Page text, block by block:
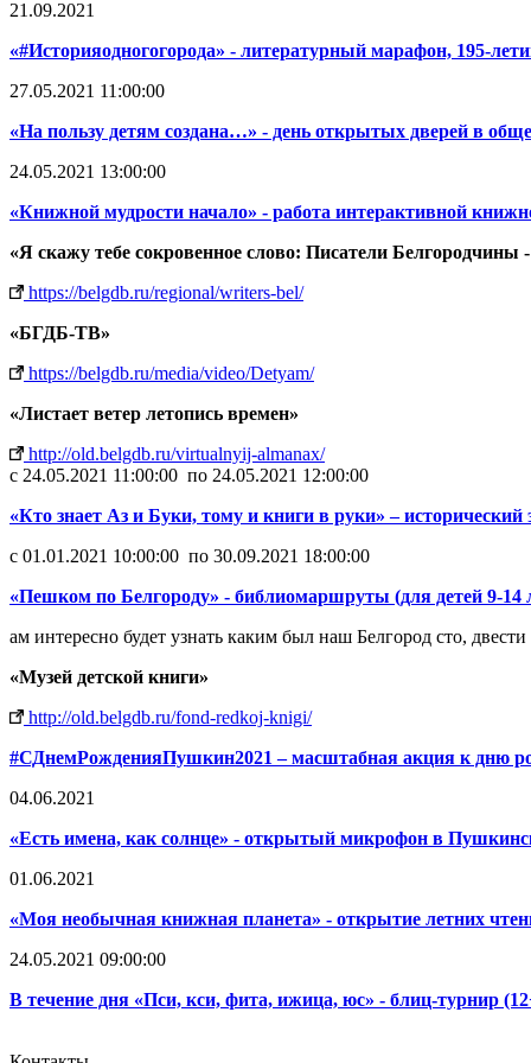
21.09.2021
«#Историяодногогорода» - литературный марафон, 195-
27.05.2021 11:00:00
«На пользу детям создана…» - день открытых дверей в
24.05.2021 13:00:00
«Книжной мудрости начало» - работа интерактивной
«Я скажу тебе сокровенное слово: Писатели Белгородчины
https://belgdb.ru/regional/writers-bel/
«БГДБ-ТВ»
https://belgdb.ru/media/video/Detyam/
«Листает ветер летопись времен»
http://old.belgdb.ru/virtualnyij-almanax/
c 24.05.2021 11:00:00 по 24.05.2021 12:00:00
«Кто знает Аз и Буки, тому и книги в руки» – исторический
c 01.01.2021 10:00:00 по 30.09.2021 18:00:00
«Пешком по Белгороду» - библиомаршруты (для детей 9-14
ам интересно будет узнать каким был наш Белгород сто, двести
«Музей детской книги»
http://old.belgdb.ru/fond-redkoj-knigi/
#СДнемРожденияПушкин2021 – масштабная акция к дню
04.06.2021
«Есть имена, как солнце» - открытый микрофон в
01.06.2021
«Моя необычная книжная планета» - открытие летних
24.05.2021 09:00:00
В течение дня «Пси, кси, фита, ижица, юс» - блиц-турнир